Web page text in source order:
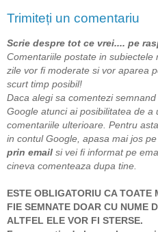
Trimiteți un comentariu
Scrie despre tot ce vrei.... pe
Comentariile postate in subiectele
zile vor fi moderate si vor aparea
scurt timp posibil!
Daca alegi sa comentezi
Google atunci ai posibilitatea de a
comentariile ulterioare. Pentru
in contul Google, apasa mai jos pe
prin email si vei fi informat pe
cineva comenteaza dupa tine.
ESTE OBLIGATORIU CA TOATE
FIE SEMNATE DOAR CU NUME
ALTFEL ELE VOR FI STERSE.